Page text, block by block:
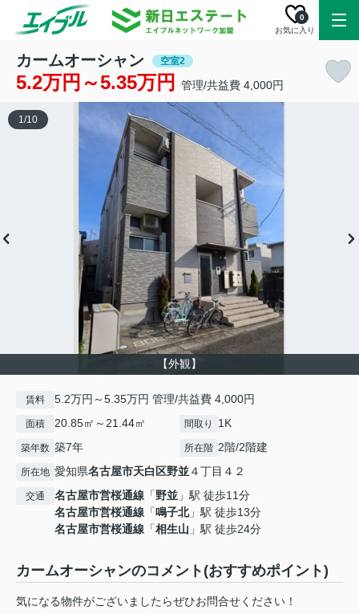
お気に入り
0
カームオーシャン 空室2
5.2万円～5.35万円 管理/共益費 4,000円
【外観】
1/10
賃料 5.2万円～5.35万円 管理/共益費 4,000円
面積 20.85㎡～21.44㎡ 間取り 1K
築年数 築7年 所在階 2階/2階建
所在地 愛知県名古屋市天白区野並４丁目４２
交通 名古屋市営桜通線 「野並 」駅 徒歩11分
名古屋市営桜通線 「鳴子北」駅 徒歩13分
名古屋市営桜通線 「相生山 」駅 徒歩24分
カームオーシャンのコメント(おすすめポイント)
気になる物件がございましたらぜひお問合せください！